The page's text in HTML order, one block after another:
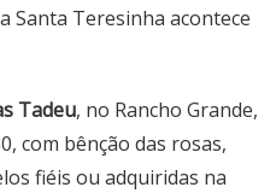
Santa Teresinha acontece
Tadeu, no Rancho Grande,
com bênção das rosas,
fiéis ou adquiridas na